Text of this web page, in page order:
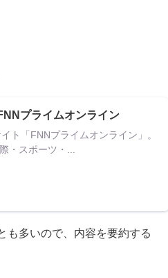
プライムオンライン
ト「FNNプライムオンライン」。
・スポーツ・...
も多いので、内容を要約する